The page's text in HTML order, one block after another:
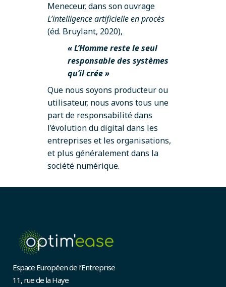
Meneceur, dans son ouvrage
L’intelligence artificielle en procès
(éd. Bruylant, 2020),
« L’Homme reste le seul
responsable des systèmes
qu’il crée »
Que nous soyons producteur ou
utilisateur, nous avons tous une
part de responsabilité dans
l’évolution du digital dans les
entreprises et les organisations,
et plus généralement dans la
société numérique.
Espace Européen de l’Entreprise
11, rue de la Haye